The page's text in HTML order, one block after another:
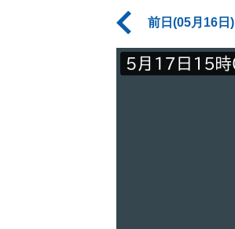
前日(05月16日)